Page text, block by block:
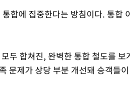
합에 집중한다는 방침이다. 통합
두 합쳐진, 완벽한 통합 철도를
문제가 상당 부분 개선돼 승객들